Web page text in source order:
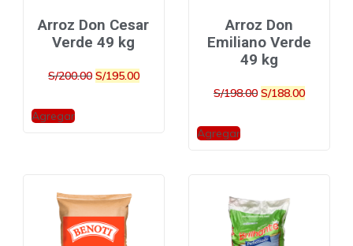
Arroz Don Cesar
Verde 49 kg
S/200.00 S/195.00
Agregar
Arroz Don
Emiliano Verde
49 kg
S/198.00 S/188.00
Agregar